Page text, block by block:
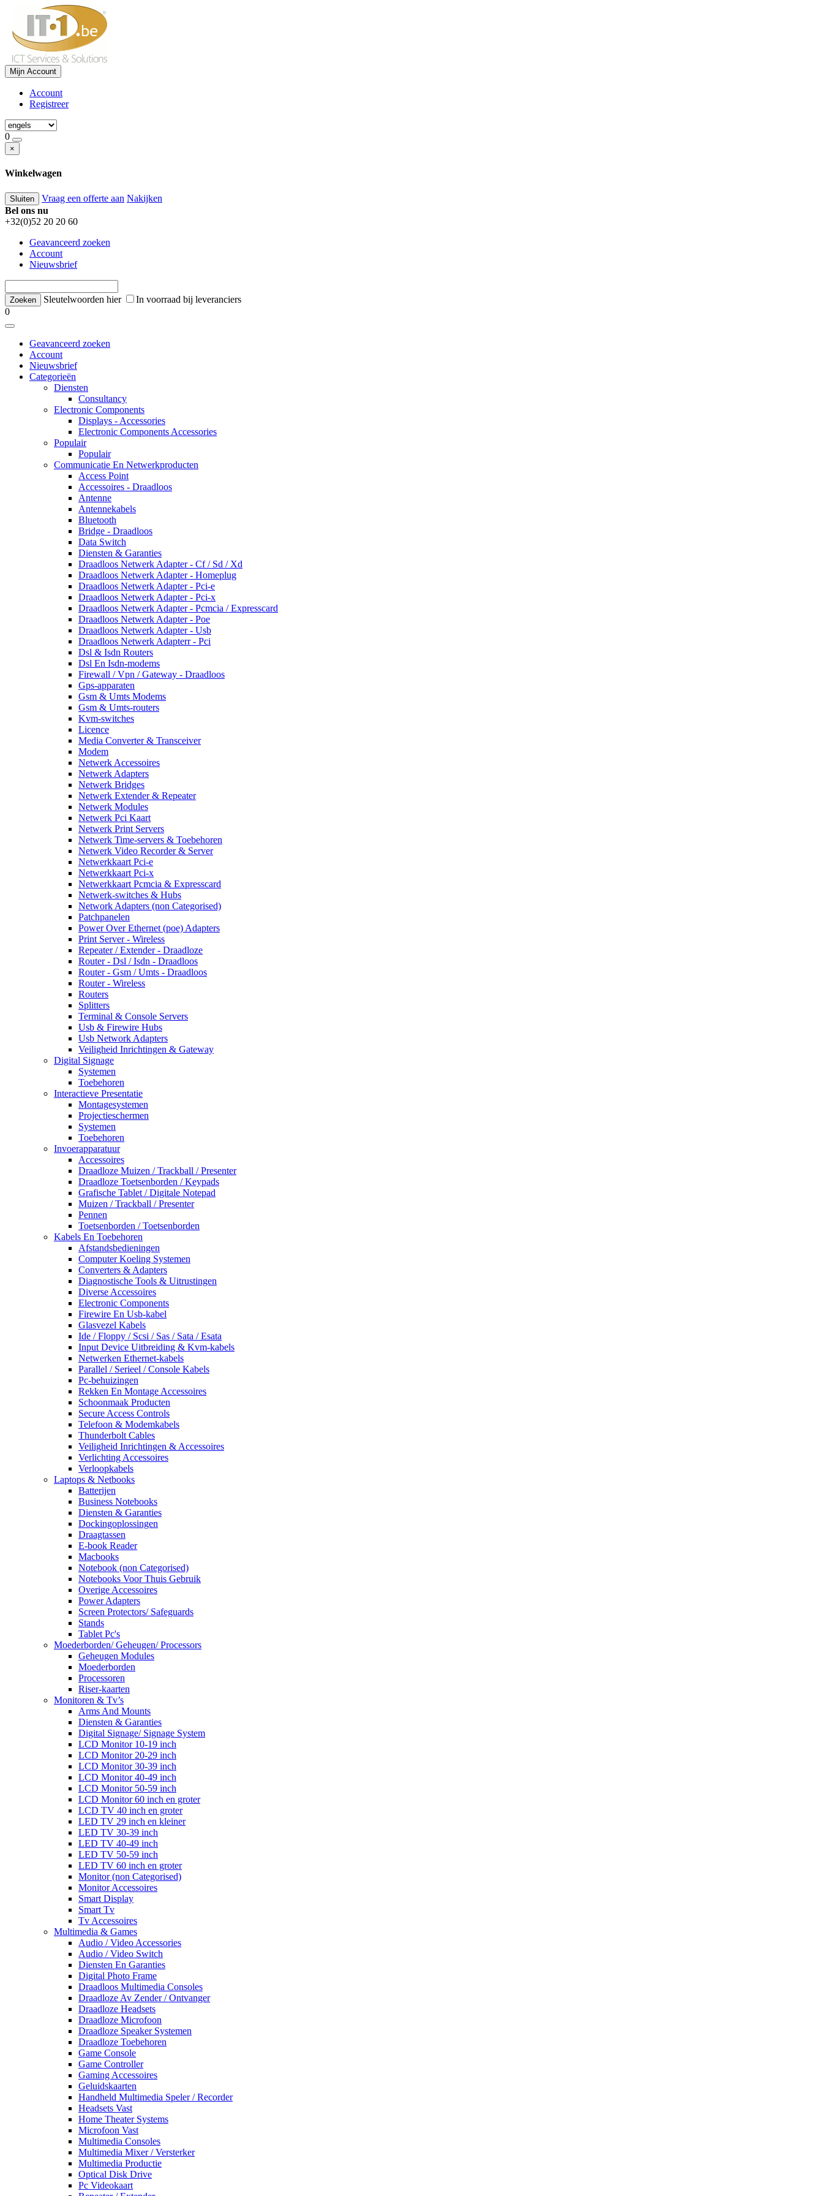
Mijn Account
Account
Registreer
0
×
Winkelwagen
Sluiten Vraag een offerte aan Nakijken
Bel ons nu
+32(0)52 20 20 60
Geavanceerd zoeken
Account
Nieuwsbrief
Sleutelwoorden hier
In voorraad bij leveranciers
0
Geavanceerd zoeken
Account
Nieuwsbrief
Categorieën
Diensten
Consultancy
Electronic Components
Displays - Accessories
Electronic Components Accessories
Populair
Populair
Communicatie En Netwerkproducten
Access Point
Accessoires - Draadloos
Antenne
Antennekabels
Bluetooth
Bridge - Draadloos
Data Switch
Diensten & Garanties
Draadloos Netwerk Adapter - Cf / Sd / Xd
Draadloos Netwerk Adapter - Homeplug
Draadloos Netwerk Adapter - Pci-e
Draadloos Netwerk Adapter - Pci-x
Draadloos Netwerk Adapter - Pcmcia / Expresscard
Draadloos Netwerk Adapter - Poe
Draadloos Netwerk Adapter - Usb
Draadloos Netwerk Adapterr - Pci
Dsl & Isdn Routers
Dsl En Isdn-modems
Firewall / Vpn / Gateway - Draadloos
Gps-apparaten
Gsm & Umts Modems
Gsm & Umts-routers
Kvm-switches
Licence
Media Converter & Transceiver
Modem
Netwerk Accessoires
Netwerk Adapters
Netwerk Bridges
Netwerk Extender & Repeater
Netwerk Modules
Netwerk Pci Kaart
Netwerk Print Servers
Netwerk Time-servers & Toebehoren
Netwerk Video Recorder & Server
Netwerkkaart Pci-e
Netwerkkaart Pci-x
Netwerkkaart Pcmcia & Expresscard
Netwerk-switches & Hubs
Network Adapters (non Categorised)
Patchpanelen
Power Over Ethernet (poe) Adapters
Print Server - Wireless
Repeater / Extender - Draadloze
Router - Dsl / Isdn - Draadloos
Router - Gsm / Umts - Draadloos
Router - Wireless
Routers
Splitters
Terminal & Console Servers
Usb & Firewire Hubs
Usb Network Adapters
Veiligheid Inrichtingen & Gateway
Digital Signage
Systemen
Toebehoren
Interactieve Presentatie
Montagesystemen
Projectieschermen
Systemen
Toebehoren
Invoerapparatuur
Accessoires
Draadloze Muizen / Trackball / Presenter
Draadloze Toetsenborden / Keypads
Grafische Tablet / Digitale Notepad
Muizen / Trackball / Presenter
Pennen
Toetsenborden / Toetsenborden
Kabels En Toebehoren
Afstandsbedieningen
Computer Koeling Systemen
Converters & Adapters
Diagnostische Tools & Uitrustingen
Diverse Accessoires
Electronic Components
Firewire En Usb-kabel
Glasvezel Kabels
Ide / Floppy / Scsi / Sas / Sata / Esata
Input Device Uitbreiding & Kvm-kabels
Netwerken Ethernet-kabels
Parallel / Serieel / Console Kabels
Pc-behuizingen
Rekken En Montage Accessoires
Schoonmaak Producten
Secure Access Controls
Telefoon & Modemkabels
Thunderbolt Cables
Veiligheid Inrichtingen & Accessoires
Verlichting Accessoires
Verloopkabels
Laptops & Netbooks
Batterijen
Business Notebooks
Diensten & Garanties
Dockingoplossingen
Draagtassen
E-book Reader
Macbooks
Notebook (non Categorised)
Notebooks Voor Thuis Gebruik
Overige Accessoires
Power Adapters
Screen Protectors/ Safeguards
Stands
Tablet Pc's
Moederborden/ Geheugen/ Processors
Geheugen Modules
Moederborden
Processoren
Riser-kaarten
Monitoren & Tv’s
Arms And Mounts
Diensten & Garanties
Digital Signage/ Signage System
LCD Monitor 10-19 inch
LCD Monitor 20-29 inch
LCD Monitor 30-39 inch
LCD Monitor 40-49 inch
LCD Monitor 50-59 inch
LCD Monitor 60 inch en groter
LCD TV 40 inch en groter
LED TV 29 inch en kleiner
LED TV 30-39 inch
LED TV 40-49 inch
LED TV 50-59 inch
LED TV 60 inch en groter
Monitor (non Categorised)
Monitor Accessoires
Smart Display
Smart Tv
Tv Accessoires
Multimedia & Games
Audio / Video Accessories
Audio / Video Switch
Diensten En Garanties
Digital Photo Frame
Draadloos Multimedia Consoles
Draadloze Av Zender / Ontvanger
Draadloze Headsets
Draadloze Microfoon
Draadloze Speaker Systemen
Draadloze Toebehoren
Game Console
Game Controller
Gaming Accessoires
Geluidskaarten
Handheld Multimedia Speler / Recorder
Headsets Vast
Home Theater Systems
Microfoon Vast
Multimedia Consoles
Multimedia Mixer / Versterker
Multimedia Productie
Optical Disk Drive
Pc Videokaart